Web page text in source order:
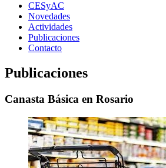
CESyAC
Novedades
Actividades
Publicaciones
Contacto
Publicaciones
Canasta Básica en Rosario